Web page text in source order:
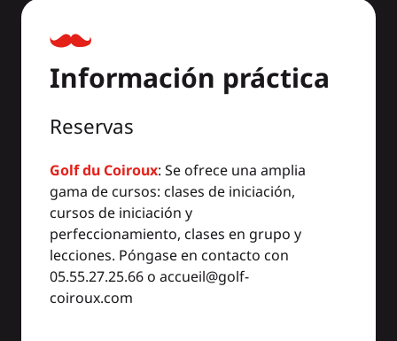
Información práctica
Reservas
Golf du Coiroux: Se ofrece una amplia
gama de cursos: clases de iniciación,
cursos de iniciación y
perfeccionamiento, clases en grupo y
lecciones. Póngase en contacto con
05.55.27.25.66 o accueil@golf-
coiroux.com